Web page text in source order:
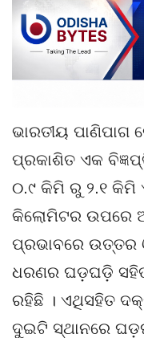
ଭାରତୀୟ
ପ୍ରକାଶିତ ଏକ
୦.୯ କିମି ରୁ ୨.୧ କିମି
କିଲୋମିଟର ଉପରେ
ପ୍ରଭାବରେ ଉତ୍ତର
ଧରଣର ଘଡ଼ଘଡ଼ି ସହିତ
ରହିଛି । ଏଥିସହିତ
ଦୁଇଟି ସ୍ଥାନରେ